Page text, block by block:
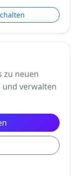
zu neuen
und verwalten